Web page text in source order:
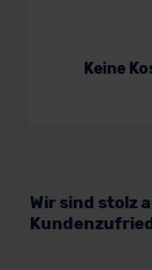
Keine
Wir sind stolz